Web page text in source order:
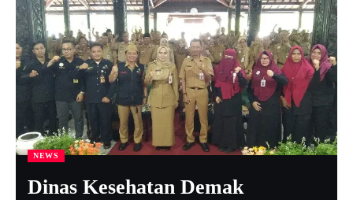
NEWS
Dinas Kesehatan Demak